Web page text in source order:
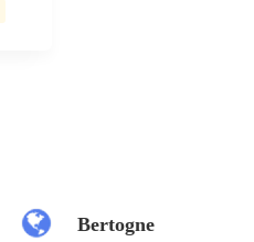
Bertogne